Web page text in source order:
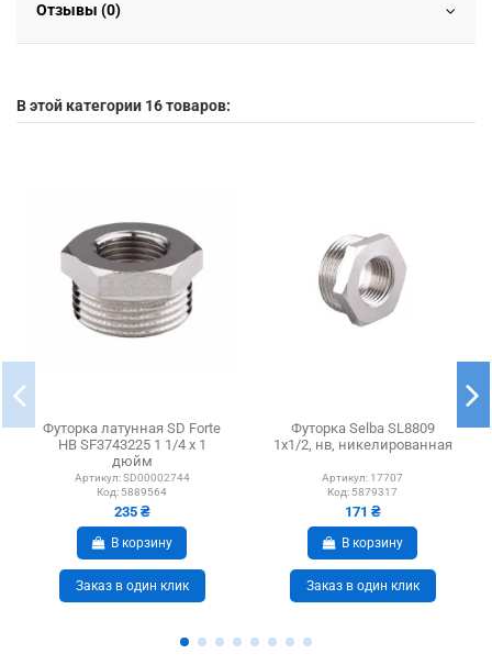
Отзывы (0)
В этой категории 16 товаров:
Футорка латунная SD Forte
НВ SF3743225 1 1/4 х 1
дюйм
Артикул: SD00002744
Код: 5889564
235 ₴
В корзину
Заказ в один клик
Футорка Selba SL8809
1х1/2, нв, никелированная
Артикул: 17707
Код: 5879317
171 ₴
В корзину
Заказ в один клик